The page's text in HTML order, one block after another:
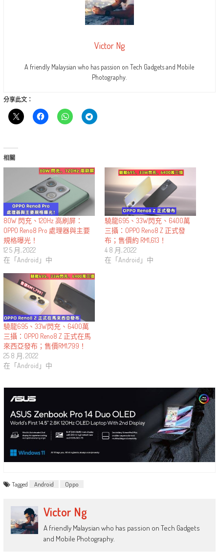
Victor Ng
A friendly Malaysian who has passion on Tech Gadgets and Mobile
Photography.
分享此文：
相關
80W 閃充、120Hz 高刷屏：
OPPO Reno8 Pro 處理器與主要
規格曝光！
12 5 月, 2022
在「Android」中
驍龍695、33W閃充、6400萬
三攝：OPPO Reno8 Z 正式發
布；售價約 RM1,613！
4 8 月, 2022
在「Android」中
驍龍695、33W閃充、6400萬
三攝：OPPO Reno8 Z 正式在馬
來西亞發布；售價RM1,799！
25 8 月, 2022
在「Android」中
Tagged Android Oppo
Victor Ng
A friendly Malaysian who has passion on Tech Gadgets
and Mobile Photography.